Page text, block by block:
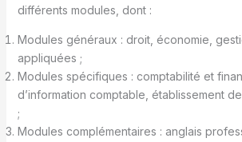
différents modules, dont :
Modules généraux : droit, économie,
appliquées ;
Modules spécifiques : comptabilité et
d’information comptable, établissement
;
Modules complémentaires : anglais